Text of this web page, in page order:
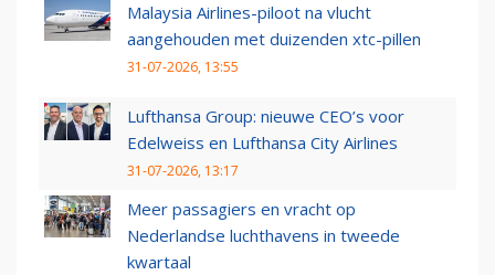
Malaysia Airlines-piloot na vlucht
aangehouden met duizenden xtc-pillen
31-07-2026, 13:55
Lufthansa Group: nieuwe CEO’s voor
Edelweiss en Lufthansa City Airlines
31-07-2026, 13:17
Meer passagiers en vracht op
Nederlandse luchthavens in tweede
kwartaal